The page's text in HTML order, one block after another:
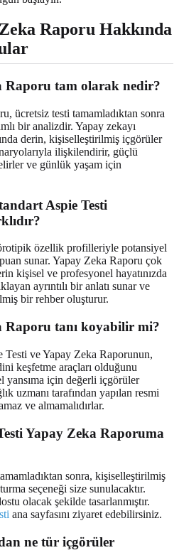
Raporu Hakkında
Raporu tam olarak nedir?
ücretsiz testi tamamladıktan sonra
bir analizdir. Yapay zekayı
derin, kişiselleştirilmiş içgörüler
ilişkilendirir, güçlü
ve günlük yaşam için
Aspie Testi
özellik profilleriyle potansiyel
sunar. Yapay Zeka Raporu çok
kişisel ve profesyonel hayatınızda
ayrıntılı bir anlatı sunar ve
bir rehber oluşturur.
Raporu tanı koyabilir mi?
Testi ve Yapay Zeka Raporunun,
keşfetme araçları olduğunu
yansıma için değerli içgörüler
uzmanı tarafından yapılan resmi
ve almamalıdırlar.
Yapay Zeka Raporuma
sonra, kişiselleştirilmiş
seçeneği size sunulacaktır.
olacak şekilde tasarlanmıştır.
ana sayfasını ziyaret edebilirsiniz.
ne tür içgörüler